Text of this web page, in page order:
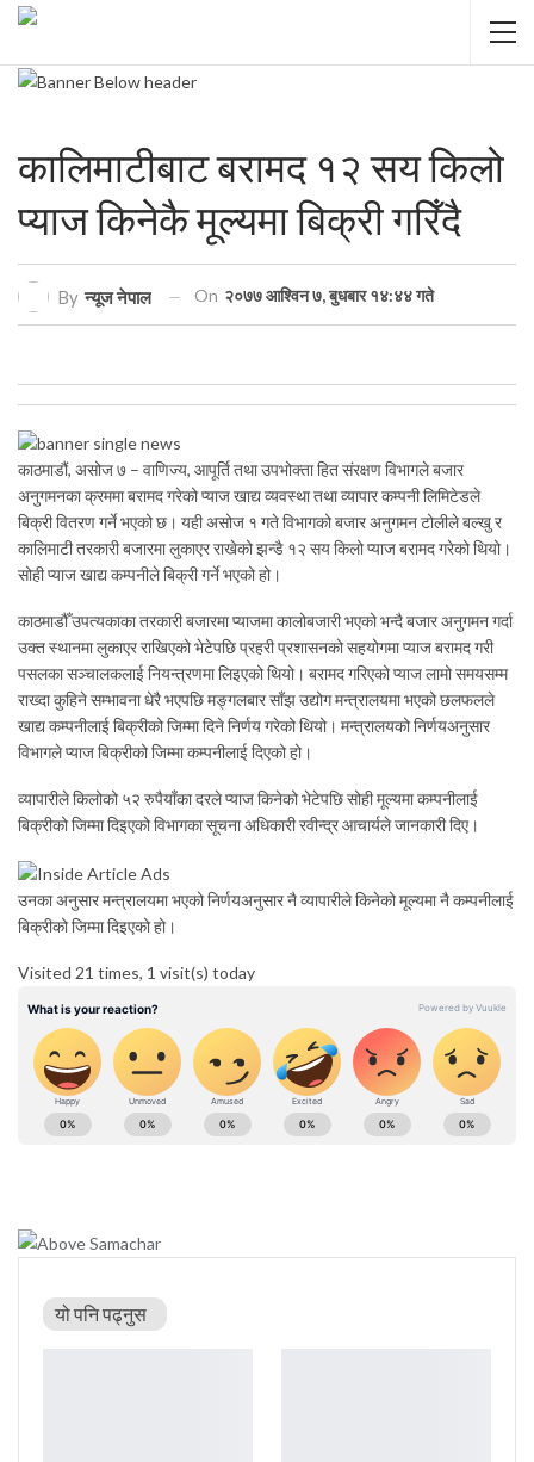
कालिमाटीबाट बरामद १२ सय किलो
प्याज किनेकै मूल्यमा बिक्री गरिँदै
By न्यूज नेपाल On २०७७ आश्विन ७, बुधबार १४:४४ गते
काठमाडौं, असोज ७ – वाणिज्य, आपूर्ति तथा उपभोक्ता हित संरक्षण विभागले बजार
अनुगमनका क्रममा बरामद गरेको प्याज खाद्य व्यवस्था तथा व्यापार कम्पनी लिमिटेडले
बिक्री वितरण गर्ने भएको छ। यही असोज १ गते विभागको बजार अनुगमन टोलीले बल्खु र
कालिमाटी तरकारी बजारमा लुकाएर राखेको झन्डै १२ सय किलो प्याज बरामद गरेको थियो।
सोही प्याज खाद्य कम्पनीले बिक्री गर्ने भएको हो।
काठमाडौँ उपत्यकाका तरकारी बजारमा प्याजमा कालोबजारी भएको भन्दै बजार अनुगमन गर्दा
उक्त स्थानमा लुकाएर राखिएको भेटेपछि प्रहरी प्रशासनको सहयोगमा प्याज बरामद गरी
पसलका सञ्चालकलाई नियन्त्रणमा लिइएको थियो। बरामद गरिएको प्याज लामो समयसम्म
राख्दा कुहिने सम्भावना धेरै भएपछि मङ्गलबार साँझ उद्योग मन्त्रालयमा भएको छलफलले
खाद्य कम्पनीलाई बिक्रीको जिम्मा दिने निर्णय गरेको थियो। मन्त्रालयको निर्णयअनुसार
विभागले प्याज बिक्रीको जिम्मा कम्पनीलाई दिएको हो।
व्यापारीले किलोको ५२ रुपैयाँका दरले प्याज किनेको भेटेपछि सोही मूल्यमा कम्पनीलाई
बिक्रीको जिम्मा दिइएको विभागका सूचना अधिकारी रवीन्द्र आचार्यले जानकारी दिए।
उनका अनुसार मन्त्रालयमा भएको निर्णयअनुसार नै व्यापारीले किनेको मूल्यमा नै कम्पनीलाई
बिक्रीको जिम्मा दिइएको हो।
Visited 21 times, 1 visit(s) today
यो पनि पढ्नुस